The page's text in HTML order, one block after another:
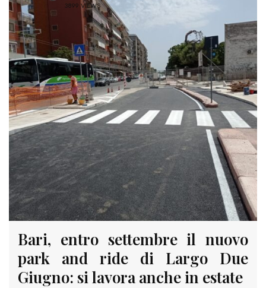
3899 VIEWS
Bari, entro settembre il nuovo
park and ride di Largo Due
Giugno: si lavora anche in estate